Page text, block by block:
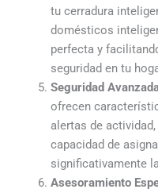
tu cerradura
domésticos
perfecta y
seguridad en tu
Seguridad
ofrecen
alertas de
capacidad de
significativamente
Asesoramiento